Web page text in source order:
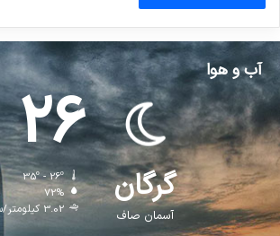
آب و هوا
گرگان
آسمان صاف
26
35º - 26º
72%
3.02 کیلومتر/ساعت